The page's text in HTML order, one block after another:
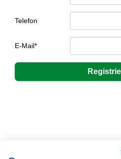
Telefon
E-Mail*